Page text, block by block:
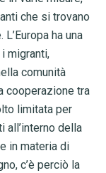
che si trovano
ha una
migranti,
comunità
cooperazione tra
limitata per
all’interno della
in materia di
c’è perciò la